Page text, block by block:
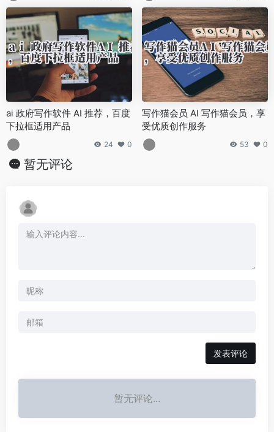
ai 政府写作软件 AI 推荐，百度
下拉框适用产品
24 0
写作猫会员 AI 写作猫会员，享
受优质创作服务
53 0
暂无评论
发表评论
暂无评论...